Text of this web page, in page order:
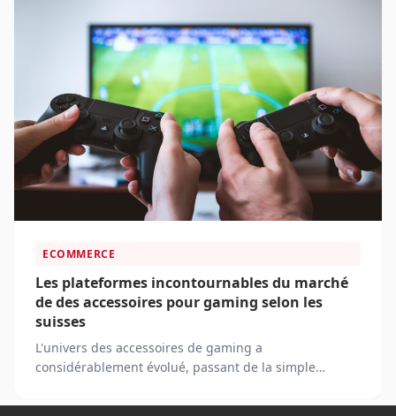
ECOMMERCE
Les plateformes incontournables du marché
de des accessoires pour gaming selon les
suisses
L'univers des accessoires de gaming a
considérablement évolué, passant de la simple